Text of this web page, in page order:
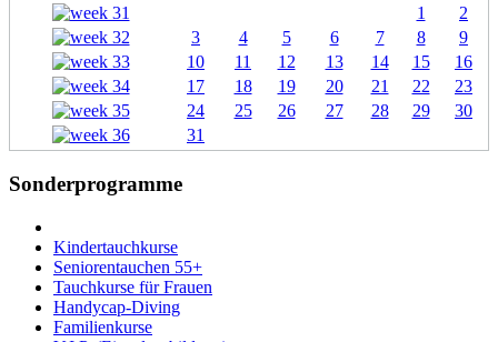
1
2
3
4 5 6 7 8
9
10
11 12 13 14 15
16
17
18 19 20 21 22
23
24
25 26 27 28 29
30
31
Sonderprogramme
Kindertauchkurse
Seniorentauchen 55+
Tauchkurse für Frauen
Handycap-Diving
Familienkurse